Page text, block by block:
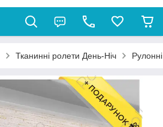
Тканинні ролети День-Ніч